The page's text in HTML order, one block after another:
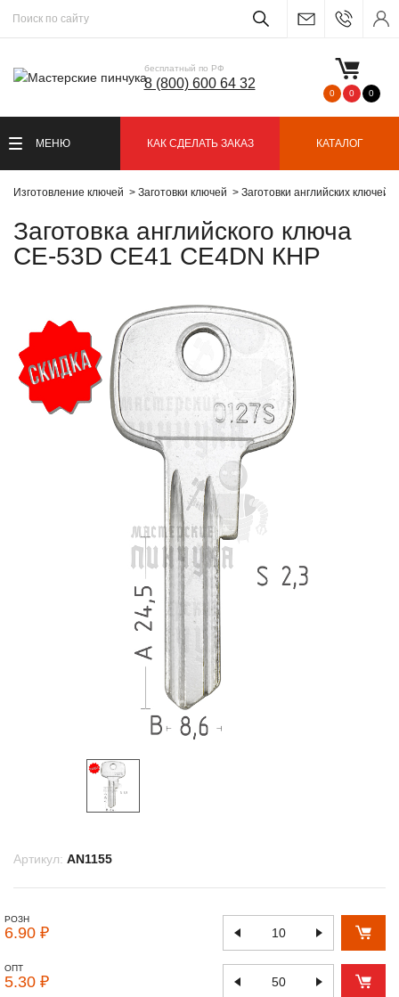
бесплатный по РФ
8 (800) 600 64 32
0 0 0
МЕНЮ КАК СДЕЛАТЬ ЗАКАЗ КАТАЛОГ
Изготовление ключей Заготовки ключей Заготовки английских ключей
Заготовка английского ключа
CE-53D CE41 CE4DN КНР
Артикул: AN1155
РОЗН
6.90 ₽
ОПТ
5.30 ₽